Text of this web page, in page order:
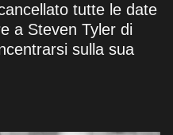
tutte le date
a Steven Tyler di
sulla sua